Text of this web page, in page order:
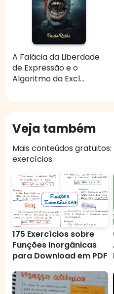
A Falácia da Liberdade
de Expressão e o
Algoritmo da Excl...
Veja também
Mais conteúdos
exercícios.
175 Exercícios sobre
Funções Inorgânicas
para Download em PDF